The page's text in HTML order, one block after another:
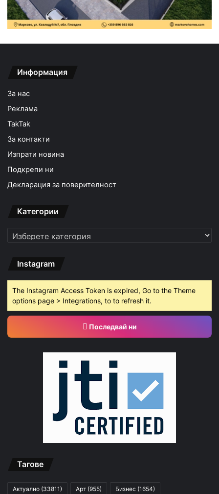
Информация
За нас
Реклама
TakTak
За контакти
Изпрати новина
Подкрепи ни
Декларация за поверителност
Категории
Категории
Instagram
The Instagram Access Token is expired, Go to the Theme
options page > Integrations, to to refresh it.
Последвай ни
Тагове
Актуално (33811) Арт (955) Бизнес (1654)